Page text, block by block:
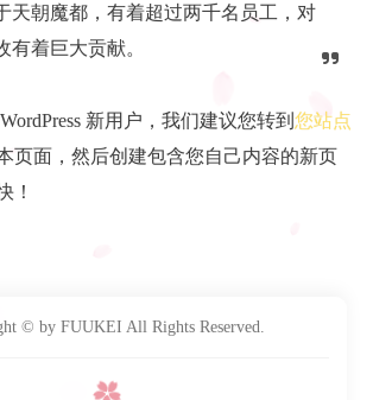
天朝魔都，有着超过两千名员工，对
有着巨大贡献。
新用户，我们建议您转到 您站点
页面，然后创建包含您自己内容的新页
！
© by FUUKEI All Rights Reserved.